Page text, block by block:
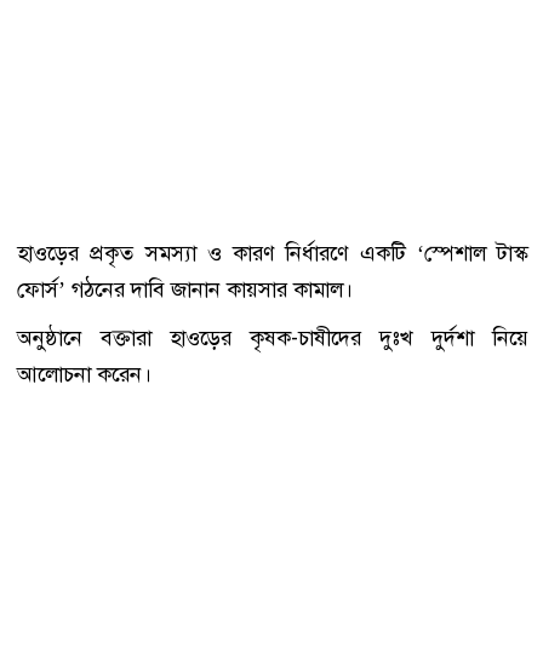
হাওড়ের প্রকৃত সমস্যা ও কারণ নির্ধারণে একটি ‘স্পেশাল টাস্ক
ফোর্স’ গঠনের দাবি জানান কায়সার কামাল।
অনুষ্ঠানে বক্তারা হাওড়ের কৃষক-চাষীদের দুঃখ দুর্দশা নিয়ে
আলোচনা করেন।